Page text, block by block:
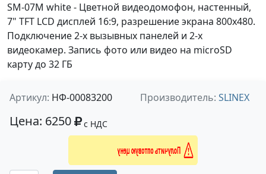
SM-07M white - Цветной видеодомофон, настенный,
7" TFT LCD дисплей 16:9, разрешение экрана 800х480.
Подключение 2-х вызывных панелей и 2-х
видеокамер. Запись фото или видео на microSD
карту до 32 ГБ
Артикул: НФ-00083200 Производитель: SLINEX
Цена: 6250 с НДС
Получить оптовую цену